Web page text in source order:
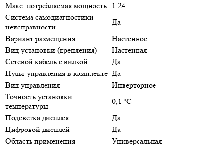
Макс. потребляемая мощность
1.24
Система самодиагностики
неисправности
Да
Вариант размещения
Настенное
Вид установки (крепления)
Настенная
Сетевой кабель с вилкой
Да
Пульт управления в комплекте Да
Вид управления
Инверторное
Точность установки
температуры
0,1 °С
Подсветка дисплея
Да
Цифровой дисплей
Да
Область применения
Универсальная